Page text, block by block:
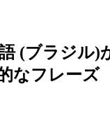
(ブラジル)
なフレーズ